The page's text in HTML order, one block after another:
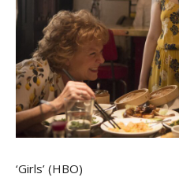
‘Girls’ (HBO)